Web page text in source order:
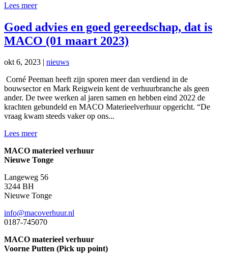
Lees meer
Goed advies en goed gereedschap, dat is
MACO (01 maart 2023)
okt 6, 2023 | nieuws
Corné Peeman heeft zijn sporen meer dan verdiend in de
bouwsector en Mark Reigwein kent de verhuurbranche als geen
ander. De twee werken al jaren samen en hebben eind 2022 de
krachten gebundeld en MACO Materieelverhuur opgericht. “De
vraag kwam steeds vaker op ons...
Lees meer
MACO materieel verhuur
Nieuwe Tonge
Langeweg 56
3244 BH
Nieuwe Tonge
info@macoverhuur.nl
0187-745070
MACO materieel verhuur
Voorne Putten (Pick up point)